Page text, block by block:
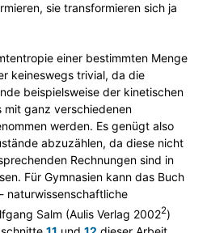
sie transformieren sich ja
einer bestimmten Menge
keineswegs trivial, da die
beispielsweise der kinetischen
mit ganz verschiedenen
werden. Es genügt also
abzuzählen, da diese nicht
Rechnungen sind in
Für Gymnasien kann das Buch
naturwissenschaftliche
Salm (Aulis Verlag 20022)